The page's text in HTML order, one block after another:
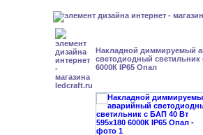
Накладной диммируемый
светодиодный светильник
6000К IP65 Опал